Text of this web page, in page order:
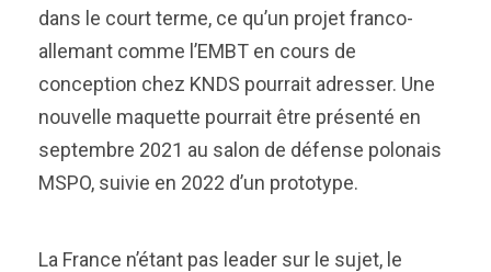
dans le court terme, ce qu’un projet franco-
allemant comme l’EMBT en cours de
conception chez KNDS pourrait adresser. Une
nouvelle maquette pourrait être présenté en
septembre 2021 au salon de défense polonais
MSPO, suivie en 2022 d’un prototype.
La France n’étant pas leader sur le sujet, le